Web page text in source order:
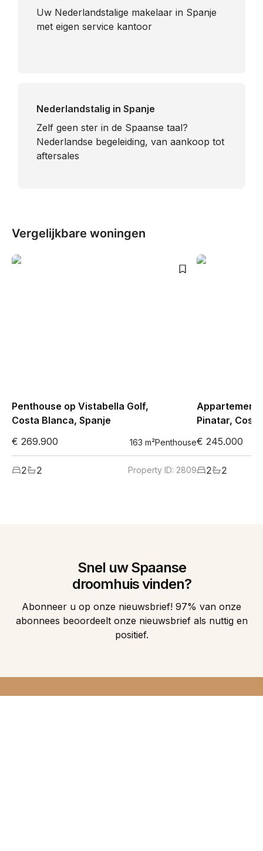
Uw Nederlandstalige makelaar in Spanje
met eigen service kantoor
Nederlandstalig in Spanje
​Zelf geen ster in de Spaanse taal?
Nederlandse begeleiding, van aankoop tot
aftersales
Vergelijkbare woningen
Penthouse op Vistabella Golf,
Costa Blanca, Spanje
€ 269.900
163 m²Penthouse
2 2 Property ID: 2809
Appartement
Pinatar,
€ 245.000
2 2
Snel uw Spaanse
droomhuis vinden?
Abonneer u op onze nieuwsbrief! 97% van onze
abonnees beoordeelt onze nieuwsbrief als nuttig en
positief.